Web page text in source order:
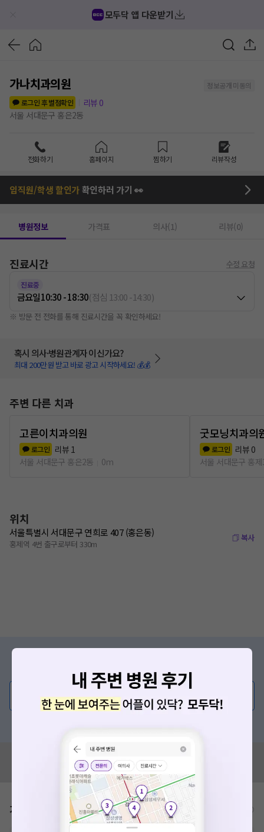
모두닥 앱 다운받기
가나치과의원
정보공개 미동의
로그인 후 별점확인
리뷰 0
서울 서대문구 홍은2동
전화하기 홈페이지 찜하기 리뷰작성
임직원/학생 할인가확인하러 가기 👀
병원정보 가격표 의사(1) 리뷰(0)
진료시간 수정 요청
진료중
금요일10:30 - 18:30(점심 13:00-14:30)
※ 방문 전 전화를 통해 진료시간을 꼭 확인하세요!
혹시 의사·병원관계자 이신가요?
최대 200만원 받고 바로 광고 시작하세요! 💰💰
주변 다른 치과
고른이치과의원
로그인 리뷰 1
서울 서대문구 홍은2동
0m
굿모닝치과의
로그인 리뷰 0
서울 서대문구 홍
위치
서울특별시 서대문구 연희로 407 (홍은동)
홍제역 4번 출구로부터 330m
복사
의사가 직접 답해드려요!
💬 무엇이든 물어보세요
혹시 잘못된 병원정보가 있나요?
모두닥 팀에 알려주세요!
가격표 비급여/급여 진료란?